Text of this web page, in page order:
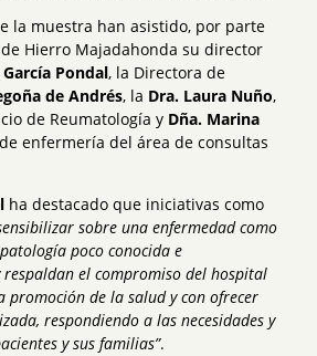
la muestra han asistido, por parte
Hierro Majadahonda su director
Pondal, la Directora de
de Andrés, la Dra. Laura Nuño,
de Reumatología y Dña. Marina
enfermería del área de consultas
ha destacado que iniciativas como
sobre una enfermedad como
poco conocida e
el compromiso del hospital
promoción de la salud y con ofrecer
respondiendo a las necesidades y
y sus familias”.